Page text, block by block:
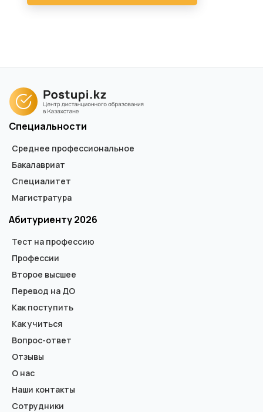
Специальности
Среднее профессиональное
Бакалавриат
Специалитет
Магистратура
Абитуриенту 2026
Тест на профессию
Профессии
Второе высшее
Перевод на ДО
Как поступить
Как учиться
Вопрос-ответ
Отзывы
О нас
Наши контакты
Сотрудники